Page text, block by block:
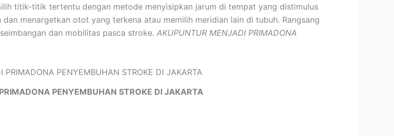
titik-titik tertentu dengan metode menyisipkan jarum di tempat yang distimulus
menargetkan otot yang terkena atau memilih meridian lain di tubuh. Rangsang
dan mobilitas pasca stroke. AKUPUNTUR MENJADI PRIMADONA
PENYEMBUHAN STROKE DI JAKARTA